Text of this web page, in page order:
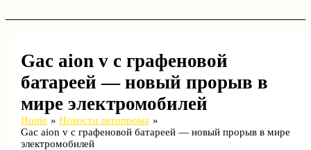
Gac aion v с графеновой
батареей — новый прорыв в
мире электромобилей
Home
Новости автопрома
Gac aion v с графеновой батареей — новый прорыв в мире
электромобилей